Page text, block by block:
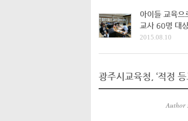
아이들 교육
교사 60명 대
2015.08.10
광주시교육청, ‘적정
Author